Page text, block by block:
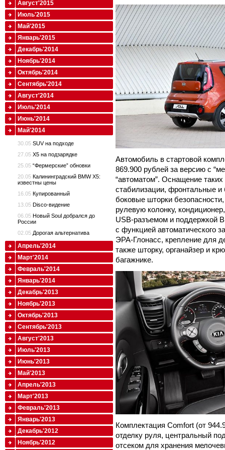
Автомобиль в стартовой
869.900 рублей за версию с
“автоматом”. Оснащение
стабилизации, фронтальные и
боковые шторки
рулевую колонку,
USB-разъемом и поддержкой
с функцией автоматического
ЭРА-Глонасс, крепление для
также шторку, органайзер и
багажнике.
Комплектация Comfort (от
отделку руля, центральный
отсеком для хранения
Август'2015
Июль'2015
Май'2015
Январь'2015
Декабрь'2014
Ноябрь'2014
Октябрь'2014
Сентябрь'2014
Август'2014
Июль'2014
Июнь'2014
Май'2014
30.05 SUV на подходе
27.05 X5 на подзарядке
25.05 “Фермерские” обновки
20.05 Калининградский BMW X5:
известны цены
16.05 Купированный
13.05 Disco-видение
06.05 Новый Soul добрался до
России
02.05 Дорогая альтернатива
Апрель'2014
Март'2014
Февраль'2014
Январь'2014
Декабрь'2013
Ноябрь'2013
Октябрь'2013
Сентябрь'2013
Август'2013
Июль'2013
Июнь'2013
Май'2013
Апрель'2013
Март'2013
Февраль'2013
Январь'2013
Декабрь'2012
Ноябрь'2012